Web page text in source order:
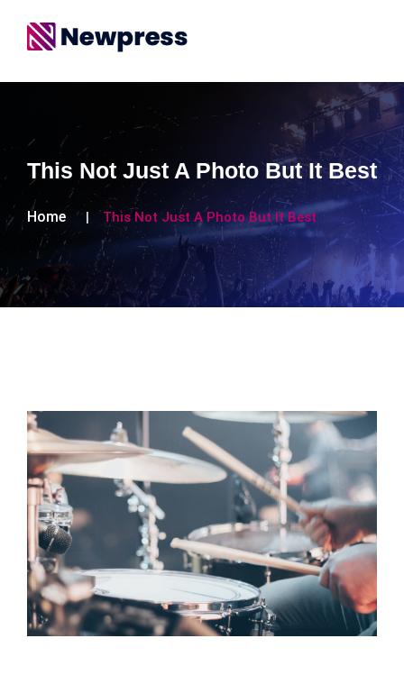
This Not Just A Photo But It Best
Home This Not Just A Photo But It Best